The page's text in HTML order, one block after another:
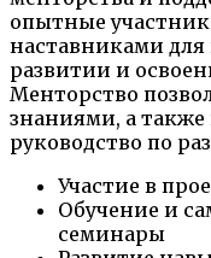
опытные
наставниками
развитии и
Менторство
знаниями, а
руководство по
Участие в
Обучение и
семинары